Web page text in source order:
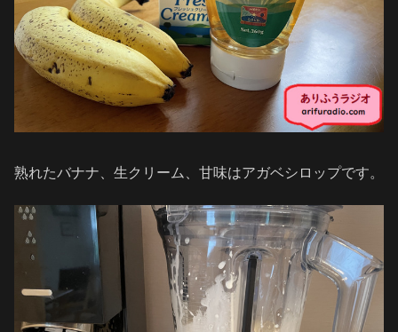
熟れたバナナ、生クリーム、甘味はアガベシロップです。